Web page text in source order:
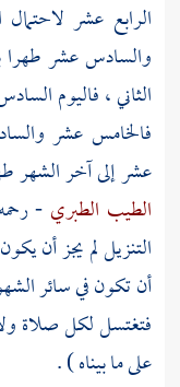
الرابع عشر
والسادس عشر طهرا
الثاني ، فاليوم
فالخامس عشر
عشر إلى آخر الشهر
الطيب الطبري -
التنزيل لم يجز أن
أن تكون في سائر
فتغتسل لكل صلاة
على ما بيناه ) .